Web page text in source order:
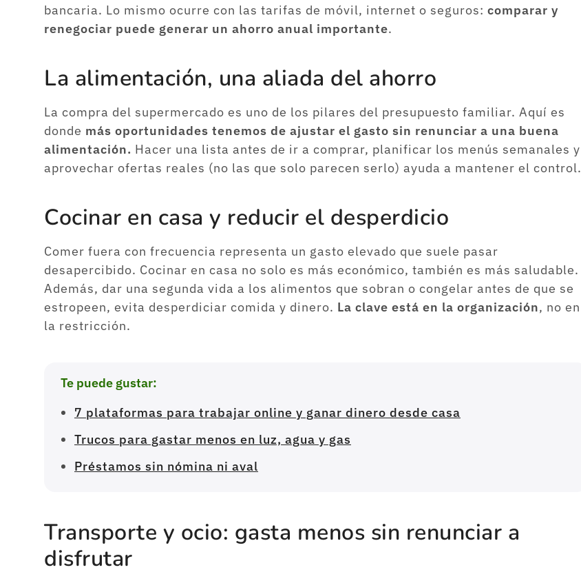
bancaria. Lo mismo ocurre con las tarifas de móvil, internet o seguros: comparar y
renegociar puede generar un ahorro anual importante.
La alimentación, una aliada del ahorro
La compra del supermercado es uno de los pilares del presupuesto familiar. Aquí es
donde más oportunidades tenemos de ajustar el gasto sin renunciar a una buena
alimentación. Hacer una lista antes de ir a comprar, planificar los menús semanales y
aprovechar ofertas reales (no las que solo parecen serlo) ayuda a mantener el control.
Cocinar en casa y reducir el desperdicio
Comer fuera con frecuencia representa un gasto elevado que suele pasar
desapercibido. Cocinar en casa no solo es más económico, también es más saludable.
Además, dar una segunda vida a los alimentos que sobran o congelar antes de que se
estropeen, evita desperdiciar comida y dinero. La clave está en la organización, no en
la restricción.
Te puede gustar:
7 plataformas para trabajar online y ganar dinero desde casa
Trucos para gastar menos en luz, agua y gas
Préstamos sin nómina ni aval
Transporte y ocio: gasta menos sin renunciar a
disfrutar